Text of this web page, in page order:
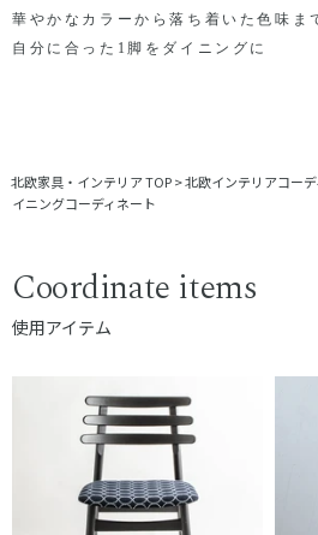
華やかなカラーから落ち着いた色味ま
自分に合った1脚をダイニングに
北欧家具・インテリア TOP>北欧インテリアコー
イニングコーディネート
Coordinate items
使用アイテム